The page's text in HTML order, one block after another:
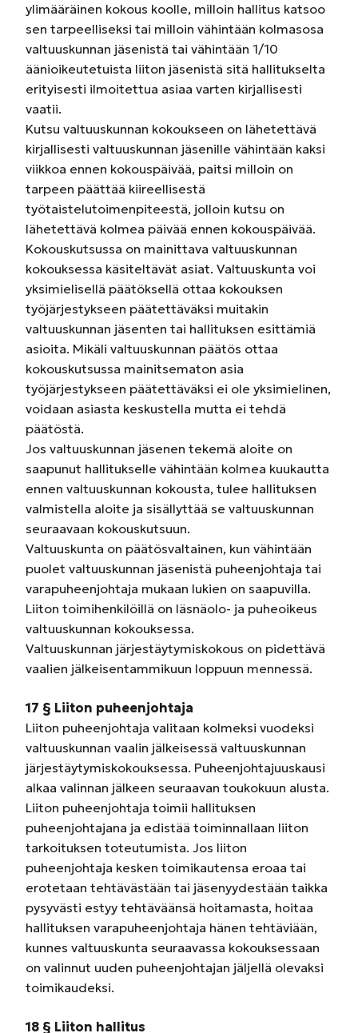
ylimääräinen kokous koolle, milloin hallitus katsoo
sen tarpeelliseksi tai milloin vähintään kolmasosa
valtuuskunnan jäsenistä tai vähintään 1/10
äänioikeutetuista liiton jäsenistä sitä hallitukselta
erityisesti ilmoitettua asiaa varten kirjallisesti
vaatii.
Kutsu valtuuskunnan kokoukseen on lähetettävä
kirjallisesti valtuuskunnan jäsenille vähintään kaksi
viikkoa ennen kokouspäivää, paitsi milloin on
tarpeen päättää kiireellisestä
työtaistelutoimenpiteestä, jolloin kutsu on
lähetettävä kolmea päivää ennen kokouspäivää.
Kokouskutsussa on mainittava valtuuskunnan
kokouksessa käsiteltävät asiat. Valtuuskunta voi
yksimielisellä päätöksellä ottaa kokouksen
työjärjestykseen päätettäväksi muitakin
valtuuskunnan jäsenten tai hallituksen esittämiä
asioita. Mikäli valtuuskunnan päätös ottaa
kokouskutsussa mainitsematon asia
työjärjestykseen päätettäväksi ei ole yksimielinen,
voidaan asiasta keskustella mutta ei tehdä
päätöstä.
Jos valtuuskunnan jäsenen tekemä aloite on
saapunut hallitukselle vähintään kolmea kuukautta
ennen valtuuskunnan kokousta, tulee hallituksen
valmistella aloite ja sisällyttää se valtuuskunnan
seuraavaan kokouskutsuun.
Valtuuskunta on päätösvaltainen, kun vähintään
puolet valtuuskunnan jäsenistä puheenjohtaja tai
varapuheenjohtaja mukaan lukien on saapuvilla.
Liiton toimihenkilöillä on läsnäolo- ja puheoikeus
valtuuskunnan kokouksessa.
Valtuuskunnan järjestäytymiskokous on pidettävä
vaalien jälkeisentammikuun loppuun mennessä.
17 § Liiton puheenjohtaja
Liiton puheenjohtaja valitaan kolmeksi vuodeksi
valtuuskunnan vaalin jälkeisessä valtuuskunnan
järjestäytymiskokouksessa. Puheenjohtajuuskausi
alkaa valinnan jälkeen seuraavan toukokuun alusta.
Liiton puheenjohtaja toimii hallituksen
puheenjohtajana ja edistää toiminnallaan liiton
tarkoituksen toteutumista. Jos liiton
puheenjohtaja kesken toimikautensa eroaa tai
erotetaan tehtävästään tai jäsenyydestään taikka
pysyvästi estyy tehtäväänsä hoitamasta, hoitaa
hallituksen varapuheenjohtaja hänen tehtäviään,
kunnes valtuuskunta seuraavassa kokouksessaan
on valinnut uuden puheenjohtajan jäljellä olevaksi
toimikaudeksi.
18 § Liiton hallitus